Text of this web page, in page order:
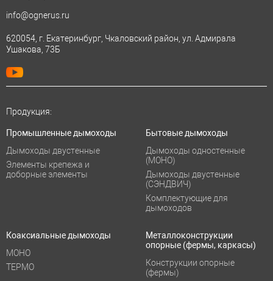
info@ognerus.ru
620054, г. Екатеринбург, Чкаловский район, ул. Адмирала
Ушакова, 73Б
Продукция:
Промышленные дымоходы
Дымоходы двустенные
Элементы крепежа и
доборные элементы
Бытовые дымоходы
Дымоходы одностенные
(МОНО)
Дымоходы двустенные
(СЭНДВИЧ)
Комплектующие для
дымоходов
Коаксиальные дымоходы
МОНО
ТЕРМО
Металлоконструкции
опорные (фермы, каркасы)
Конструкции опорные
(фермы)